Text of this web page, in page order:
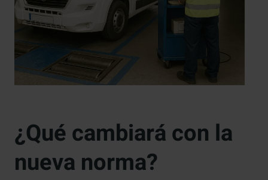
¿Qué cambiará con la
nueva norma?